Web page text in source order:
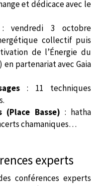
et dédicace avec le
3 octobre
collectif puis
de l’Énergie du
partenariat avec Gaia
: 11 techniques
Basse) : hatha
chamaniques…
experts
conférences experts